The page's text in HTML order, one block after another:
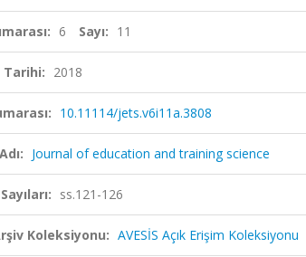
6 Sayı: 11
Tarihi: 2018
10.11114/jets.v6i11a.3808
Journal of education and training science
ss.121-126
Koleksiyonu: AVESİS Açık Erişim Koleksiyonu